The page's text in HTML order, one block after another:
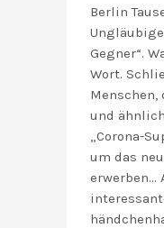
Berlin
Gegner“.
Wort.
Menschen,
und
„Corona-
um das
erwerben…